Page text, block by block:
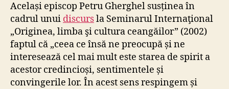
Același episcop Petru Gherghel susținea în
cadrul unui discursla Seminarul Internaţional
„Originea, limba şi cultura ceangăilor” (2002)
faptul că „ceea ce însă ne preocupă și ne
interesează cel mai mult este starea de spirit a
acestor credincioși, sentimentele și
convingerile lor. În acest sens respingem și